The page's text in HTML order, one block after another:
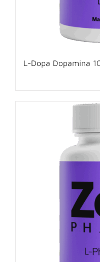
L-Dopa Dopamina